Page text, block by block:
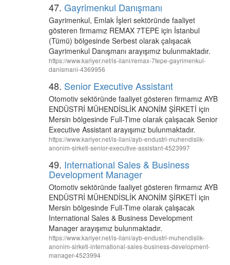
47. Gayrimenkul Danışmanı
Gayrimenkul, Emlak İşleri sektöründe faaliyet
gösteren firmamız REMAX 7TEPE için İstanbul
(Tümü) bölgesinde Serbest olarak çalışacak
Gayrimenkul Danışmanı arayışımız bulunmaktadır.
https://www.kariyer.net/is-ilani/remax-7tepe-gayrimenkul-
danismani-4369956
48. Senior Executive Assistant
Otomotiv sektöründe faaliyet gösteren firmamız AYB
ENDÜSTRİ MÜHENDİSLİK ANONİM ŞİRKETİ için
Mersin bölgesinde Full-Time olarak çalışacak Senior
Executive Assistant arayışımız bulunmaktadır.
https://www.kariyer.net/is-ilani/ayb-endustri-muhendislik-
anonim-sirketi-senior-executive-assistant-4523997
49. International Sales & Business
Development Manager
Otomotiv sektöründe faaliyet gösteren firmamız AYB
ENDÜSTRİ MÜHENDİSLİK ANONİM ŞİRKETİ için
Mersin bölgesinde Full-Time olarak çalışacak
International Sales & Business Development
Manager arayışımız bulunmaktadır.
https://www.kariyer.net/is-ilani/ayb-endustri-muhendislik-
anonim-sirketi-international-sales-business-development-
manager-4523994